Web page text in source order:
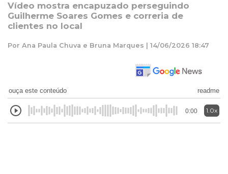
Vídeo mostra encapuzado perseguindo
Guilherme Soares Gomes e correria de
clientes no local
Por Ana Paula Chuva e Bruna Marques | 14/06/2026 18:47
ouça este conteúdo readme
0:00 1.0x